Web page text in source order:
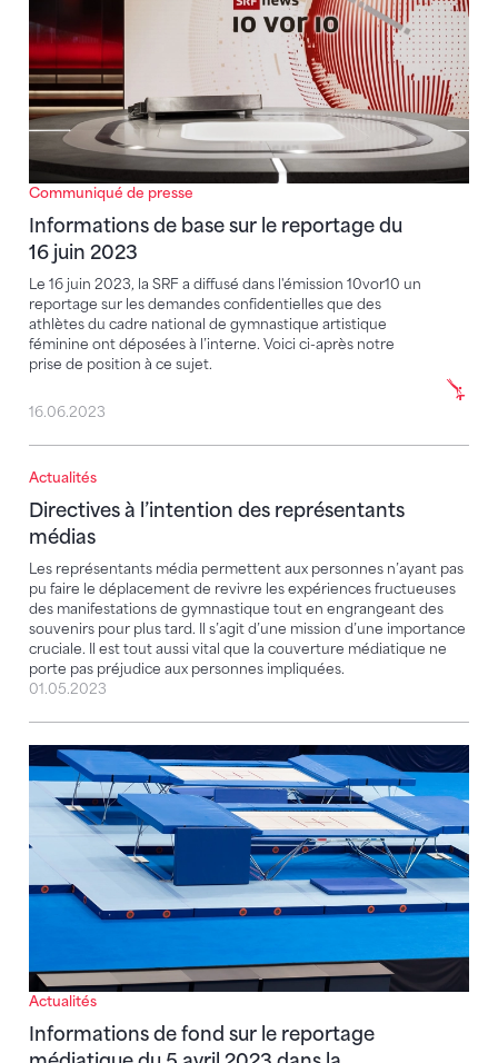
Communiqué de presse
Informations de base sur le reportage du
16 juin 2023
Le 16 juin 2023, la SRF a diffusé dans l'émission 10vor10 un
reportage sur les demandes confidentielles que des
athlètes du cadre national de gymnastique artistique
féminine ont déposées à l’interne. Voici ci-après notre
prise de position à ce sujet.
16.06.2023
Actualités
Directives à l’intention des représentants
médias
Les représentants média permettent aux personnes n’ayant pas
pu faire le déplacement de revivre les expériences fructueuses
des manifestations de gymnastique tout en engrangeant des
souvenirs pour plus tard. Il s’agit d’une mission d’une importance
cruciale. Il est tout aussi vital que la couverture médiatique ne
porte pas préjudice aux personnes impliquées.
Directives à l’intention des représentants médias
01.05.2023
Actualités
Informations de fond sur le reportage
Informations de fond sur le reportage médiatique